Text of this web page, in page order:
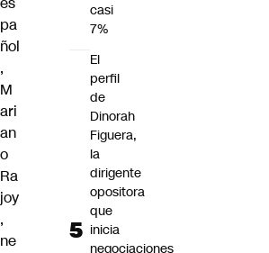
pa
ñol
,
M
ari
an
o
Ra
joy
,
ne
casi
7%
El
perfil
de
Dinorah
Figuera,
la
dirigente
opositora
que
inicia
negociaciones